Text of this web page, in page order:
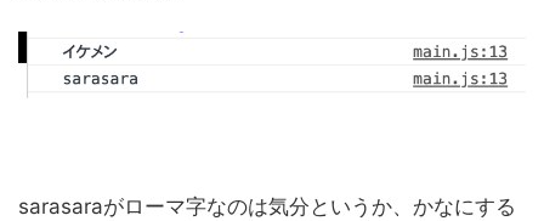
sarasaraがローマ字なのは気分というか、かなにする